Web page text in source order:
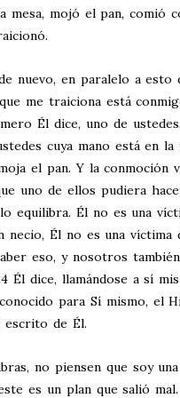
mesa, mojó el pan, comió
nuevo, en paralelo a esto
me traiciona está
Él dice, uno de
cuya mano está en la
el pan. Y la conmoción
uno de ellos pudiera
equilibra. Él no es una
necio, Él no es una víctima
eso, y nosotros
Él dice, llamándose a sí
para Sí mismo, el
escrito de Él.
no piensen que soy
es un plan que salió